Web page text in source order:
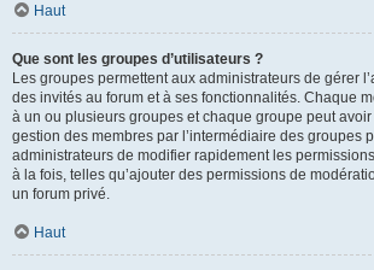
Haut
Que sont les groupes d’utilisateurs ?
Les groupes permettent aux administrateurs de gérer
des invités au forum et à ses fonctionnalités. Chaque
à un ou plusieurs groupes et chaque groupe peut
gestion des membres par l’intermédiaire des groupes
administrateurs de modifier rapidement les
à la fois, telles qu’ajouter des permissions de
un forum privé.
Haut